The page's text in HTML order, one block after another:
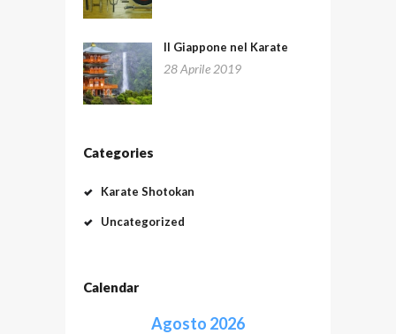
Il Giappone nel Karate
28 Aprile 2019
Categories
Karate Shotokan
Uncategorized
Calendar
Agosto 2026